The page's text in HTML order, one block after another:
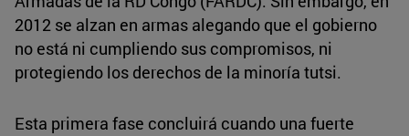
2012 se alzan en armas alegando que el gobierno
no está ni cumpliendo sus compromisos, ni
protegiendo los derechos de la minoría tutsi.
Esta primera fase concluirá cuando una fuerte